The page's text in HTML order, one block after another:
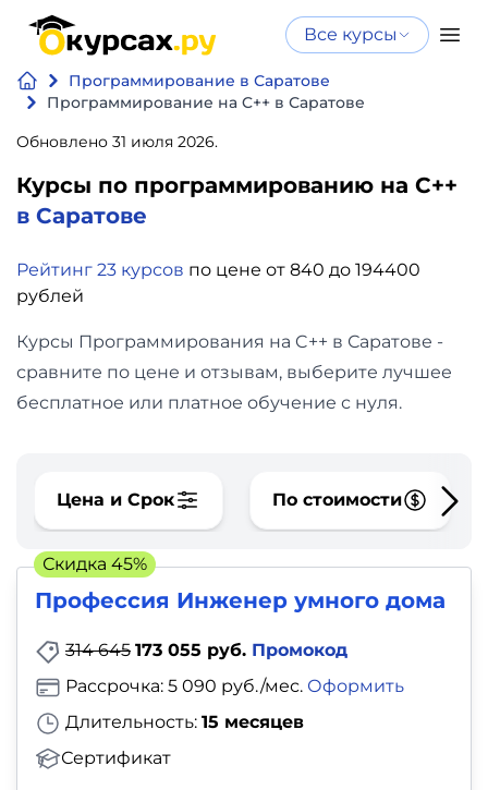
Все курсы
Программирование в Саратове
Программирование на C++ в Саратове
Обновлено 31 июля 2026.
Курсы по программированию на C++
в Саратове
Рейтинг 23 курсов по цене от 840 до 194400
рублей
Курсы Программирования на C++ в Саратове -
сравните по цене и отзывам, выберите лучшее
бесплатное или платное обучение с нуля.
Цена и Срок По стоимости
Профессия Инженер умного дома
314 645 173 055 руб. Промокод
Длительность: 15 месяцев
Сертификат
Рассрочка: 5 090 руб./мес. Оформить
Скидка 45%
Нейросеть
и ИИ
Бизнес
финансы
Дизайн
Аналитика
фото,
аудио
Маркетинг
Иностранный
язык
Для
детей
Нейросеть и ИИ
интеллекту